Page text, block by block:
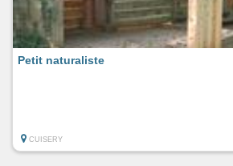
Petit naturaliste
CUISERY